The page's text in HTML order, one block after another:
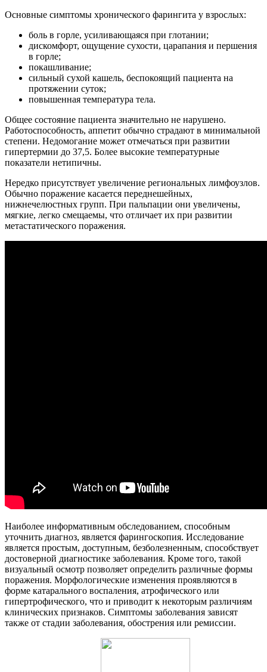
Основные симптомы хронического фарингита у взрослых:
боль в горле, усиливающаяся при глотании;
дискомфорт, ощущение сухости, царапания и першения
в горле;
покашливание;
сильный сухой кашель, беспокоящий пациента на
протяжении суток;
повышенная температура тела.
Общее состояние пациента значительно не нарушено.
Работоспособность, аппетит обычно страдают в минимальной
степени. Недомогание может отмечаться при развитии
гипертермии до 37,5. Более высокие температурные
показатели нетипичны.
Нередко присутствует увеличение региональных лимфоузлов.
Обычно поражение касается переднешейных,
нижнечелюстных групп. При пальпации они увеличены,
мягкие, легко смещаемы, что отличает их при развитии
метастатического поражения.
Наиболее информативным обследованием, способным
уточнить диагноз, является фарингоскопия. Исследование
является простым, доступным, безболезненным, способствует
достоверной диагностике заболевания. Кроме того, такой
визуальный осмотр позволяет определить различные формы
поражения. Морфологические изменения проявляются в
форме катарального воспаления, атрофического или
гипертрофического, что и приводит к некоторым различиям
клинических признаков. Симптомы заболевания зависят
также от стадии заболевания, обострения или ремиссии.